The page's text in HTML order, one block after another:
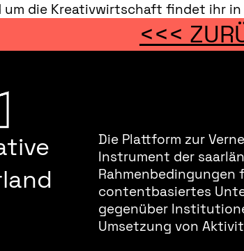
um die Kreativwirtschaft findet ihr in
<<<
Die Plattform zur
Instrument der
Rahmenbedingungen
contentbasiertes
gegenüber
Umsetzung von